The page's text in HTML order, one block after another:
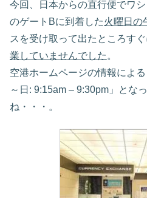
今回、日本からの直行便でワ
のゲートBに到着した火曜日の
スを受け取って出たところす
業していませんでした 。
空港ホームページの情報によ
～日: 9:15am – 9:30pm」とな
ね・・・。